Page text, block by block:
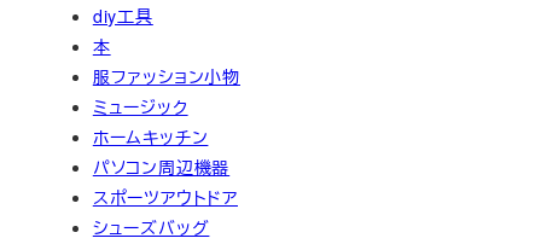
diy工具
本
服ファッション小物
ミュージック
ホームキッチン
パソコン周辺機器
スポーツアウトドア
シューズバッグ